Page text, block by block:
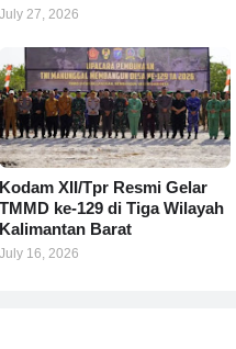
July 27, 2026
Kodam XII/Tpr Resmi Gelar
TMMD ke-129 di Tiga Wilayah
Kalimantan Barat
July 16, 2026